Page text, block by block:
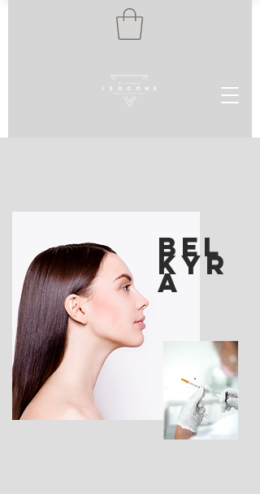
Bel
kyr
a